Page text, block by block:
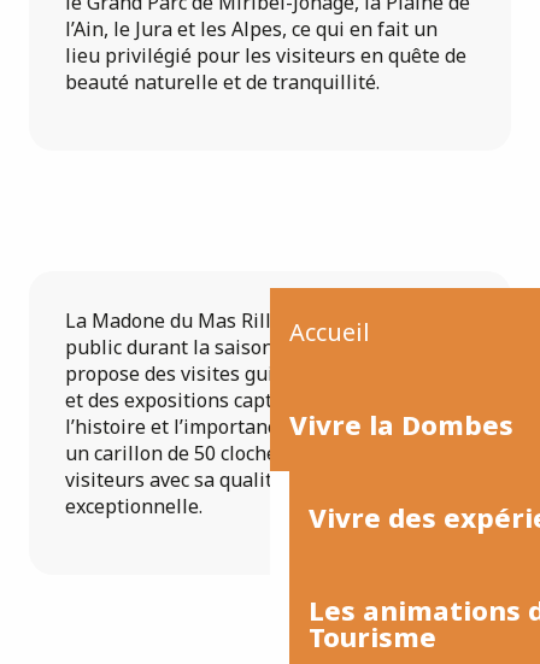
Accueil
Vivre la Dombes
Vivre des
Les animations
Tourisme
l’Ain, le Jura et les Alpes, ce qui en fait un
lieu privilégié pour les visiteurs en quête de
beauté naturelle et de tranquillité.
La Madone du Mas Rillier est accessible au
public durant la saison estivale. Le site
propose des visites guidées enrichissantes
et des expositions captivantes qui explorent
l’histoire et l’importance du site. À proximité,
un carillon de 50 cloches enchante les
visiteurs avec sa qualité acoustique
exceptionnelle.